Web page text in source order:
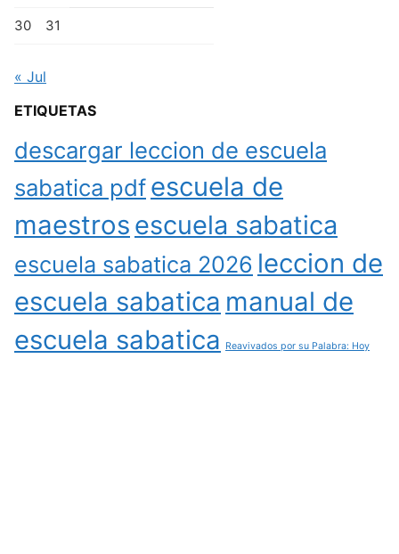
30 31
« Jul
ETIQUETAS
descargar leccion de escuela
sabatica pdfescuela de
maestros escuela sabatica
escuela sabatica 2026 leccion de
escuela sabatica manual de
escuela sabatica
Reavivados por su Palabra: Hoy